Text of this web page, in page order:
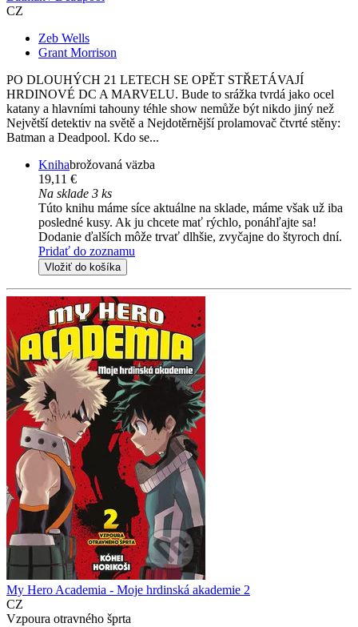
CZ
Zeb Wells
Grant Morrison
PO DLOUHÝCH 21 LETECH SE OPĚT STŘETÁVAJÍ
HRDINOVÉ DC A MARVELU. Bude to srážka tvrdá jako ocel
katany a hlavními tahouny téhle show nemůže být nikdo jiný než
Největší detektiv na světě a Nejdotěrnější prolamovač čtvrté stěny:
Batman a Deadpool. Kdo se...
Knihabrožovaná väzba
19,11 €
Na sklade 3 ks
Túto knihu máme síce aktuálne na sklade, máme však už iba
posledné kusy. Ak ju chcete mať rýchlo, ponáhľajte sa!
Dodanie ďalších môže trvať dlhšie, zvyčajne do štyroch dní.
Pridať do zoznamu
Vložiť do košíka
My Hero Academia - Moje hrdinská akademie 2
CZ
Vzpoura otravného šprta